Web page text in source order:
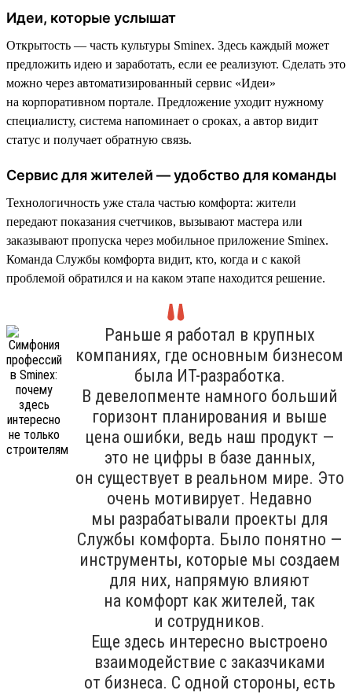
Идеи, которые услышат
Открытость — часть культуры Sminex. Здесь каждый может
предложить идею и заработать, если ее реализуют. Сделать это
можно через автоматизированный сервис «Идеи»
на корпоративном портале. Предложение уходит нужному
специалисту, система напоминает о сроках, а автор видит
статус и получает обратную связь.
Сервис для жителей — удобство для команды
Технологичность уже стала частью комфорта: жители
передают показания счетчиков, вызывают мастера или
заказывают пропуска через мобильное приложение Sminex.
Команда Службы комфорта видит, кто, когда и с какой
проблемой обратился и на каком этапе находится решение.
Раньше я работал в крупных
компаниях, где основным бизнесом
была ИТ-разработка.
В девелопменте намного больший
горизонт планирования и выше
цена ошибки, ведь наш продукт —
это не цифры в базе данных,
он существует в реальном мире. Это
очень мотивирует. Недавно
мы разрабатывали проекты для
Службы комфорта. Было понятно —
инструменты, которые мы создаем
для них, напрямую влияют
на комфорт как жителей, так
и сотрудников.
Еще здесь интересно выстроено
взаимодействие с заказчиками
от бизнеса. С одной стороны, есть